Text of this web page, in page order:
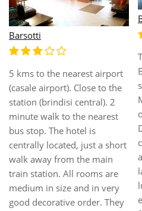
Barsotti
5 kms to the nearest airport
(casale airport). Close to the
station (brindisi central). 2
minute walk to the nearest
bus stop. The hotel is
centrally located, just a short
walk away from the main
train station. All rooms are
medium in size and in very
good decorative order. They